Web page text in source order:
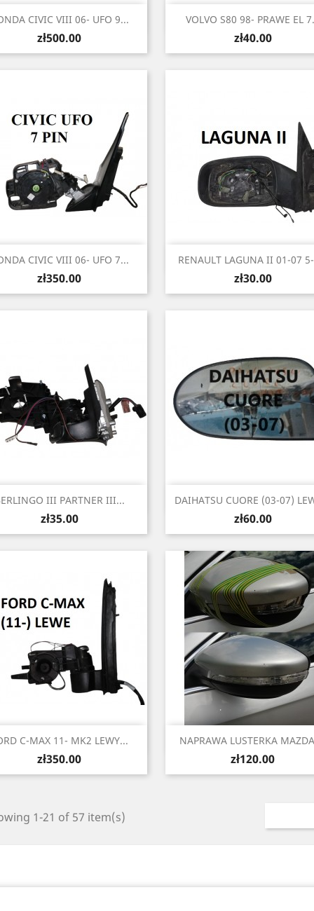
CIVIC VIII 06- UFO 9...
Price
zł500.00
Quick view VOLVO S80 98- PRAWE EL
Price
zł40.00
Quick view
CIVIC VIII 06- UFO 7...
Price
zł350.00
Quick view RENAULT LAGUNA II 01-07
Price
zł30.00
Quick view
III PARTNER III...
Price
zł35.00
Quick view DAIHATSU CUORE (03-07)
Price
zł60.00
Quick view
C-MAX 11- MK2 LEWY...
Price
zł350.00
Quick view NAPRAWA LUSTERKA
Price
zł120.00
Quick view
1-21 of 57 item(s)